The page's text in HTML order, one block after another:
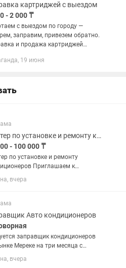
картриджей с выездом
- 2 000 ₸
с выездом по городу —
заправим, привезем обратно.
и продажа картриджей
Работаем с выездом по
19 июня
Мастер по установке и ремонту кондиционеров
- 100 000 ₸
по установке и ремонту
Приглашаем к
опытных мастеров для
заказов через приложение
кондиционеров и...
вчера
Авто кондиционеров
заправщик кондиционеров
Мереке на три месяца с
диагностики заправки и
авто кондиционеров всё с нас
вчера